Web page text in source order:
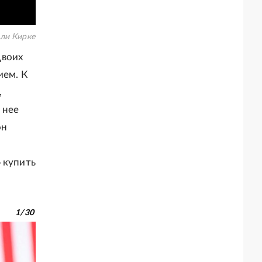
Кирке
К
нее
купить
1/30